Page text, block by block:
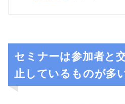
セミナーは参加者と
止しているものが多